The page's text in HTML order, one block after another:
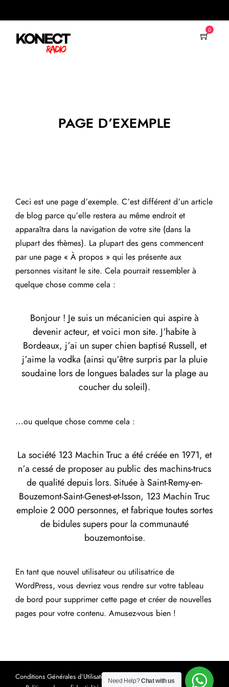
0
PAGE D’EXEMPLE
Ceci est une page d’exemple. C’est différent d’un article
de blog parce qu’elle restera au même endroit et
apparaîtra dans la navigation de votre site (dans la
plupart des thèmes). La plupart des gens commencent
par une page « À propos » qui les présente aux
personnes visitant le site. Cela pourrait ressembler à
quelque chose comme cela :
Bonjour ! Je suis un mécanicien qui aspire à
devenir acteur, et voici mon site. J’habite à
Bordeaux, j’ai un super chien baptisé Russell, et
j’aime la vodka (ainsi qu’être surpris par la pluie
soudaine lors de longues balades sur la plage au
coucher du soleil).
…ou quelque chose comme cela :
La société 123 Machin Truc a été créée en 1971, et
n’a cessé de proposer au public des machins-trucs
de qualité depuis lors. Située à Saint-Remy-en-
Bouzemont-Saint-Genest-et-Isson, 123 Machin Truc
emploie 2 000 personnes, et fabrique toutes sortes
de bidules supers pour la communauté
bouzemontoise.
En tant que nouvel utilisateur ou utilisatrice de
WordPress, vous devriez vous rendre sur votre tableau
de bord pour supprimer cette page et créer de nouvelles
pages pour votre contenu. Amusez-vous bien !
Conditions Générales d’Utilisation
Mentions Légales
Need Help?Chat with us